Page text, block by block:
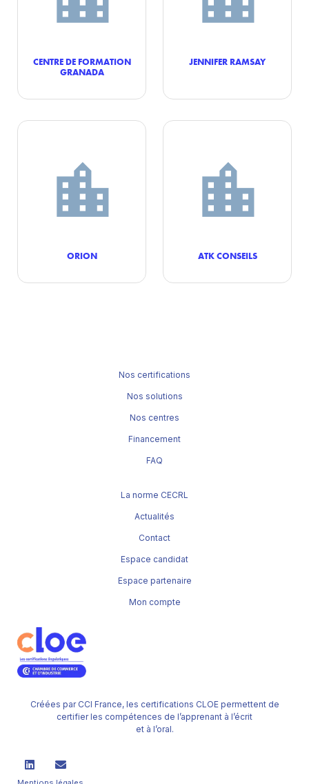
CENTRE DE FORMATION
GRANADA
JENNIFER RAMSAY
ORION ATK CONSEILS
Créées par CCI France, les certifications CLOE permettent de
certifier les compétences de l’apprenant à l’écrit
et à l’oral.
Nos certifications
Nos solutions
Nos centres
Financement
FAQ
La norme CECRL
Actualités
Contact
Espace candidat
Espace partenaire
Mon compte